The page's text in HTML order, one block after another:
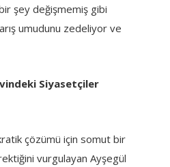
şey değişmemiş gibi
umudunu zedeliyor ve
Siyasetçiler
çözümü için somut bir
vurgulayan Ayşegül